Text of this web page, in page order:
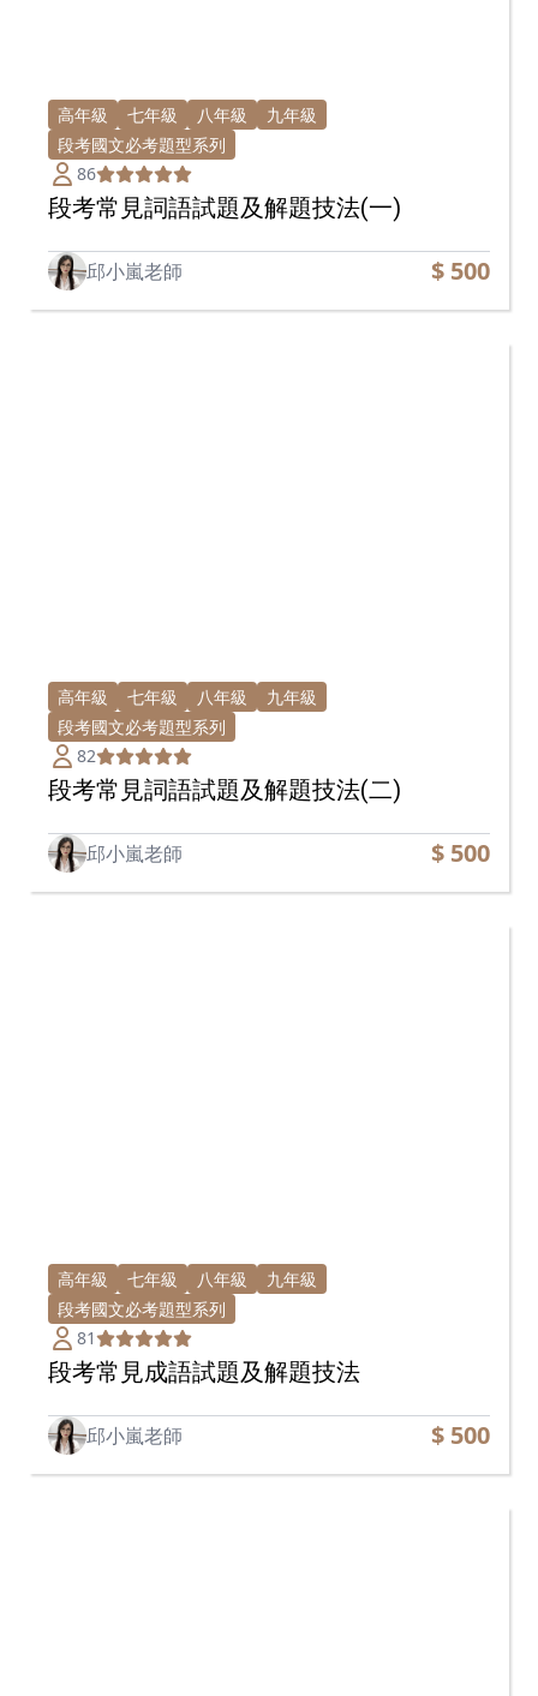
高年級 七年級 八年級
九年級
段考國文必考題型系列
86
段考常見詞語試題及解題技法(一)
邱小嵐老師 $ 500
高年級 七年級 八年級
九年級
段考國文必考題型系列
82
段考常見詞語試題及解題技法(二)
邱小嵐老師 $ 500
高年級 七年級 八年級
九年級
段考國文必考題型系列
81
段考常見成語試題及解題技法
邱小嵐老師 $ 500